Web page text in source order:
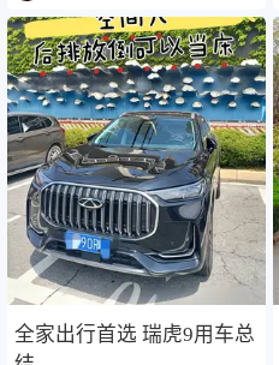
全家出行首选 瑞虎9用车总